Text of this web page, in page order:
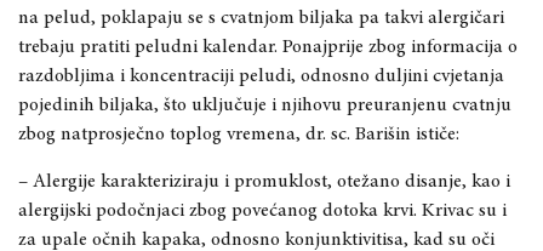
na pelud, poklapaju se s cvatnjom biljaka pa takvi alergičari
trebaju pratiti peludni kalendar. Ponajprije zbog informacija o
razdobljima i koncentraciji peludi, odnosno duljini cvjetanja
pojedinih biljaka, što uključuje i njihovu preuranjenu cvatnju
zbog natprosječno toplog vremena, dr. sc. Barišin ističe:
– Alergije karakteriziraju i promuklost, otežano disanje, kao i
alergijski podočnjaci zbog povećanog dotoka krvi. Krivac su i
za upale očnih kapaka, odnosno konjunktivitisa, kad su oči